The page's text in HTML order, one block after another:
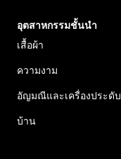
อุตสาหกรรมชั้นนำ
เสื้อผ้า
ความงาม
อัญมณีและเครื่องประดับ
บ้าน